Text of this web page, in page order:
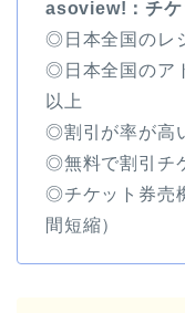
asoview!：チケ
◎日本全国のレ
◎日本全国のア
以上
◎割引が率が高
◎無料で割引チ
◎チケット券売
間短縮）